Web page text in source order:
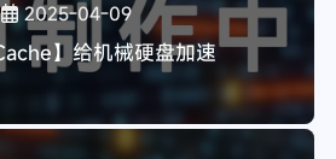
2025-04-09
】给机械硬盘加速